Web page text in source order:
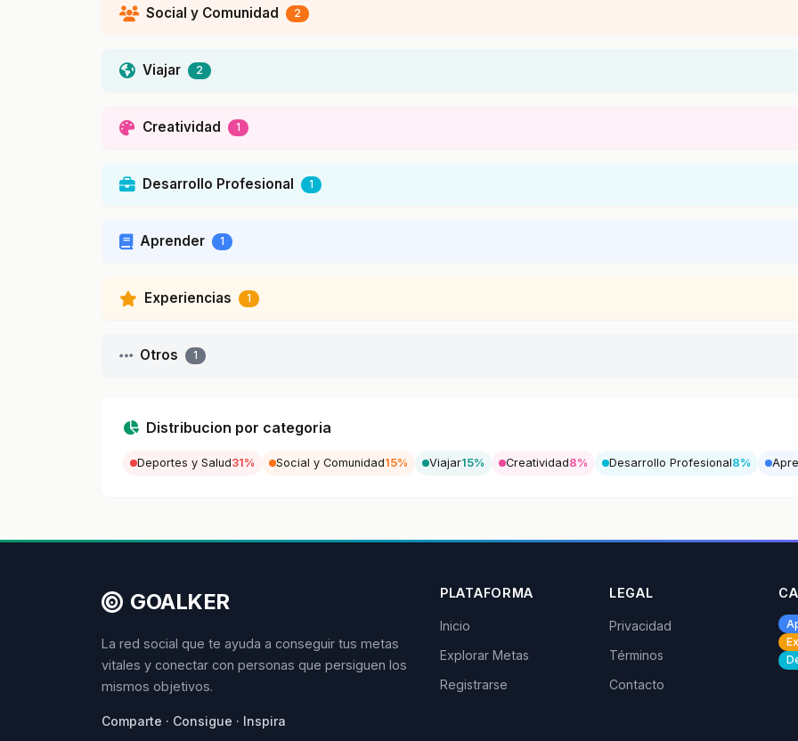
Social y Comunidad 2
Viajar 2
Creatividad 1
Desarrollo Profesional 1
Aprender 1
Experiencias 1
Otros 1
Distribucion por categoria
Deportes y Salud31% Social y Comunidad15% Viajar15% Creatividad8% Desarrollo Profesional8%
GOALKER
La red social que te ayuda a conseguir tus metas
vitales y conectar con personas que persiguen los
mismos objetivos.
Comparte · Consigue · Inspira
PLATAFORMA
Inicio
Explorar Metas
Registrarse
LEGAL
Privacidad
Términos
Contacto